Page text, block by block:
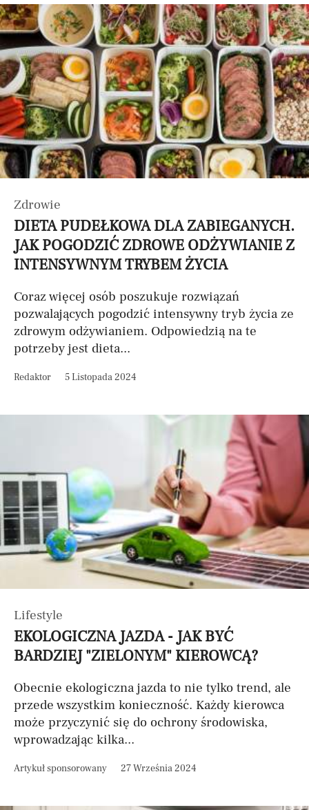
Zdrowie
DIETA PUDEŁKOWA DLA ZABIEGANYCH.
JAK POGODZIĆ ZDROWE ODŻYWIANIE Z
INTENSYWNYM TRYBEM ŻYCIA
Coraz więcej osób poszukuje rozwiązań
pozwalających pogodzić intensywny tryb życia ze
zdrowym odżywianiem. Odpowiedzią na te
potrzeby jest dieta...
Redaktor 5 Listopada 2024
Lifestyle
EKOLOGICZNA JAZDA - JAK BYĆ
BARDZIEJ "ZIELONYM" KIEROWCĄ?
Obecnie ekologiczna jazda to nie tylko trend, ale
przede wszystkim konieczność. Każdy kierowca
może przyczynić się do ochrony środowiska,
wprowadzając kilka...
Artykuł sponsorowany 27 Września 2024